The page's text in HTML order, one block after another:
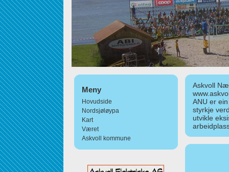
Meny
Hovudside
Nordsjøløypa
Kart
Været
Askvoll kommune
Askvoll
ANU er
styrkje
utvikle